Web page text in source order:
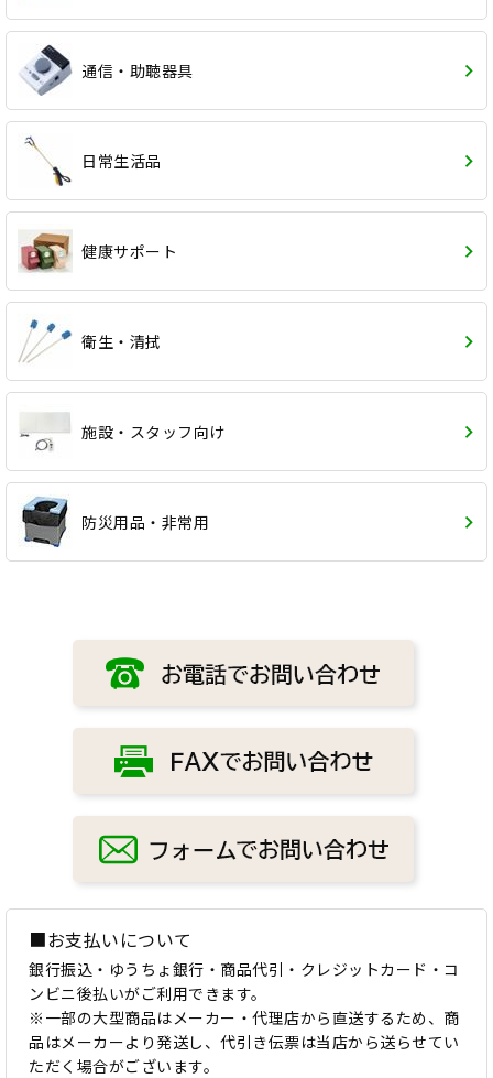
通信・助聴器具
日常生活品
健康サポート
衛生・清拭
施設・スタッフ向け
防災用品・非常用
■お支払いについて
銀行振込・ゆうちょ銀行・商品代引・クレジットカード・コ
ンビニ後払いがご利用できます。
※一部の大型商品はメーカー・代理店から直送するため、商
品はメーカーより発送し、代引き伝票は当店から送らせてい
ただく場合がございます。